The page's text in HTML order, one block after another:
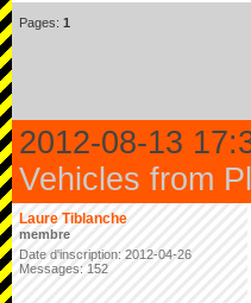
Pages: 1
2012-08-13
Vehicles from
Laure Tiblanche
membre
Date d'inscription: 2012-04-26
Messages: 152